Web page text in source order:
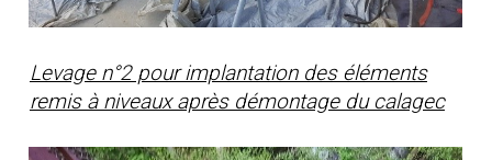
Levage n°2 pour implantation des éléments
remis à niveaux après démontage du calagec